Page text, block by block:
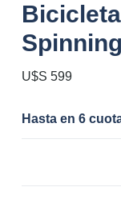
U$S 599
Hasta en 6